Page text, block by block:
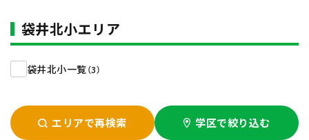
袋井北小エリア
袋井北小一覧（3）
エリアで再検索 学区で絞り込む